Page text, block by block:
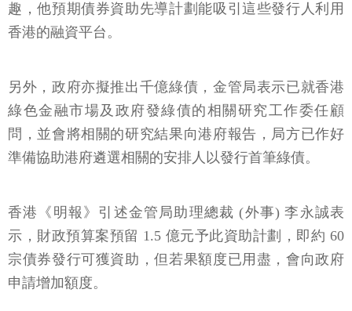
趣，他預期債券資助先導計劃能吸引這些發行人利用
香港的融資平台。
另外，政府亦擬推出千億綠債，金管局表示已就香港
綠色金融市場及政府發綠債的相關研究工作委任顧
問，並會將相關的研究結果向港府報告，局方已作好
準備協助港府遴選相關的安排人以發行首筆綠債。
香港《明報》引述金管局助理總裁 (外事) 李永誠表
示，財政預算案預留 1.5 億元予此資助計劃，即約 60
宗債券發行可獲資助，但若果額度已用盡，會向政府
申請增加額度。